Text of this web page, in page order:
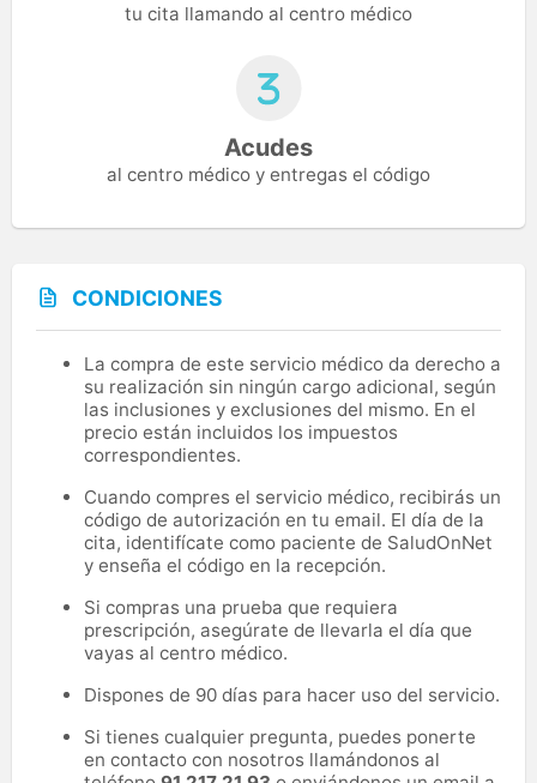
tu cita llamando al centro médico
Acudes
al centro médico y entregas el código
CONDICIONES
La compra de este servicio médico da derecho a
su realización sin ningún cargo adicional, según
las inclusiones y exclusiones del mismo. En el
precio están incluidos los impuestos
correspondientes.
Cuando compres el servicio médico, recibirás un
código de autorización en tu email. El día de la
cita, identifícate como paciente de SaludOnNet
y enseña el código en la recepción.
Si compras una prueba que requiera
prescripción, asegúrate de llevarla el día que
vayas al centro médico.
Dispones de 90 días para hacer uso del servicio.
Si tienes cualquier pregunta, puedes ponerte
en contacto con nosotros llamándonos al